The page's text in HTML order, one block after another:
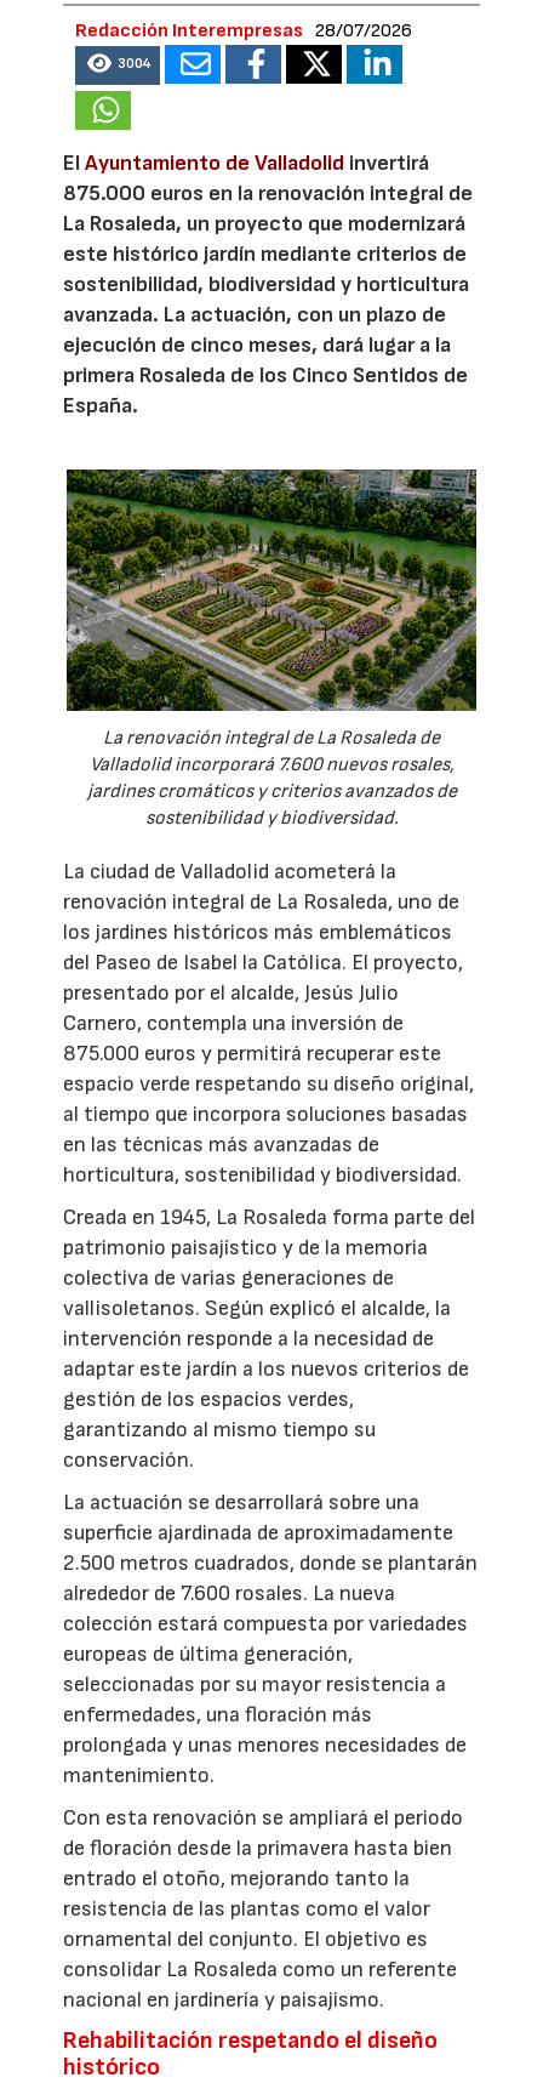
Redacción Interempresas 28/07/2026
3004
ElAyuntamiento de Valladolid invertirá
875.000 euros en la renovación integral de
La Rosaleda, un proyecto que modernizará
este histórico jardín mediante criterios de
sostenibilidad, biodiversidad y horticultura
avanzada. La actuación, con un plazo de
ejecución de cinco meses, dará lugar a la
primera Rosaleda de los Cinco Sentidos de
España.
La renovación integral de La Rosaleda de
Valladolid incorporará 7.600 nuevos rosales,
jardines cromáticos y criterios avanzados de
sostenibilidad y biodiversidad.
La ciudad de Valladolid acometerá la
renovación integral de La Rosaleda, uno de
los jardines históricos más emblemáticos
del Paseo de Isabel la Católica. El proyecto,
presentado por el alcalde, Jesús Julio
Carnero, contempla una inversión de
875.000 euros y permitirá recuperar este
espacio verde respetando su diseño original,
al tiempo que incorpora soluciones basadas
en las técnicas más avanzadas de
horticultura, sostenibilidad y biodiversidad.
Creada en 1945, La Rosaleda forma parte del
patrimonio paisajístico y de la memoria
colectiva de varias generaciones de
vallisoletanos. Según explicó el alcalde, la
intervención responde a la necesidad de
adaptar este jardín a los nuevos criterios de
gestión de los espacios verdes,
garantizando al mismo tiempo su
conservación.
La actuación se desarrollará sobre una
superficie ajardinada de aproximadamente
2.500 metros cuadrados, donde se plantarán
alrededor de 7.600 rosales. La nueva
colección estará compuesta por variedades
europeas de última generación,
seleccionadas por su mayor resistencia a
enfermedades, una floración más
prolongada y unas menores necesidades de
mantenimiento.
Con esta renovación se ampliará el periodo
de floración desde la primavera hasta bien
entrado el otoño, mejorando tanto la
resistencia de las plantas como el valor
ornamental del conjunto. El objetivo es
consolidar La Rosaleda como un referente
nacional en jardinería y paisajismo.
Rehabilitación respetando el diseño
histórico